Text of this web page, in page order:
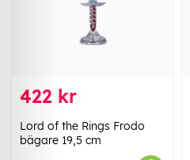
422 kr
Lord of the Rings Frodo
bägare 19,5 cm